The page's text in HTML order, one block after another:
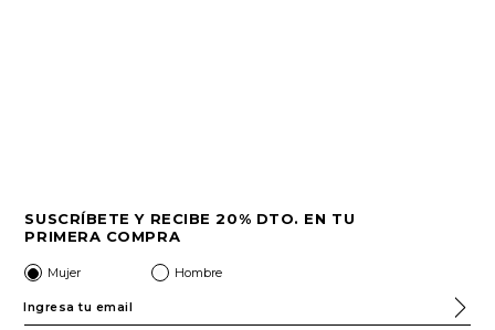
SUSCRÍBETE Y RECIBE 20% DTO. EN TU
PRIMERA COMPRA
Mujer Hombre